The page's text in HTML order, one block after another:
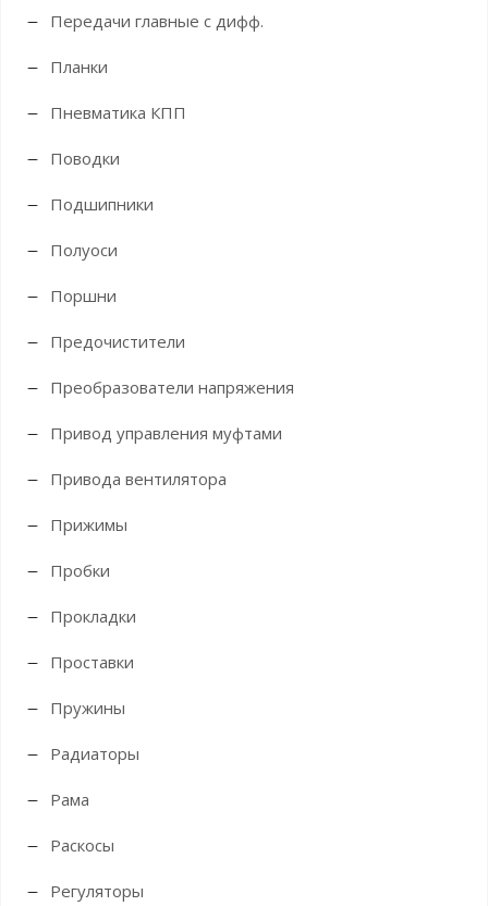
Передачи главные с дифф.
Планки
Пневматика КПП
Поводки
Подшипники
Полуоси
Поршни
Предочистители
Преобразователи напряжения
Привод управления муфтами
Привода вентилятора
Прижимы
Пробки
Прокладки
Проставки
Пружины
Радиаторы
Рама
Раскосы
Регуляторы